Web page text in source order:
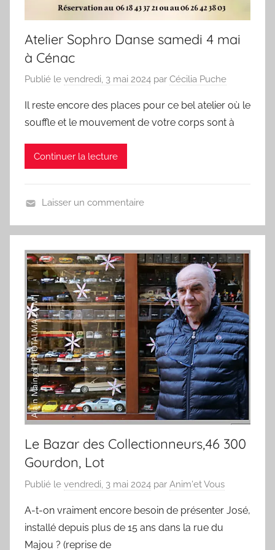
Atelier Sophro Danse samedi 4 mai
à Cénac
Publié le vendredi, 3 mai 2024 par Cécilia Puche
Il reste encore des places pour ce bel atelier où le
souffle et le mouvement de votre corps sont à
Continuer la lecture
v
é
n
e
m
e
n
t
s
Laisser un commentaire
Le Bazar des Collectionneurs,46 300
Gourdon, Lot
Publié le vendredi, 3 mai 2024 par Anim'et Vous
A-t-on vraiment encore besoin de présenter José,
installé depuis plus de 15 ans dans la rue du
Majou ? (reprise de